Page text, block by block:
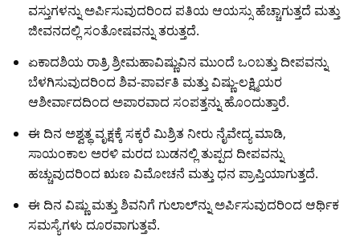
ವಸ್ತುಗಳನ್ನು ಅರ್ಪಿಸುವುದರಿಂದ ಪತಿಯ ಆಯಸ್ಸು ಹೆಚ್ಚಾಗುತ್ತದೆ ಮತ್ತು
ಜೀವನದಲ್ಲಿ ಸಂತೋಷವನ್ನು ತರುತ್ತದೆ.
ಏಕಾದಶಿಯ ರಾತ್ರಿ ಶ್ರೀಮಹಾವಿಷ್ಣುವಿನ ಮುಂದೆ ಒಂಬತ್ತು ದೀಪವನ್ನು
ಬೆಳಗಿಸುವುದರಿಂದ ಶಿವ-ಪಾರ್ವತಿ ಮತ್ತು ವಿಷ್ಣು-ಲಕ್ಷ್ಮಿಯರ
ಆಶೀರ್ವಾದದಿಂದ ಅಪಾರವಾದ ಸಂಪತ್ತನ್ನು ಹೊಂದುತ್ತಾರೆ.
ಈ ದಿನ ಅಶ್ವತ್ಥ ವೃಕ್ಷಕ್ಕೆ ಸಕ್ಕರೆ ಮಿಶ್ರಿತ ನೀರು ನೈವೇದ್ಯ ಮಾಡಿ,
ಸಾಯಂಕಾಲ ಅರಳಿ ಮರದ ಬುಡನಲ್ಲಿ ತುಪ್ಪದ ದೀಪವನ್ನು
ಹಚ್ಚುವುದರಿಂದ ಋಣ ವಿಮೋಚನೆ ಮತ್ತು ಧನ ಪ್ರಾಪ್ತಿಯಾಗುತ್ತದೆ.
ಈ ದಿನ ವಿಷ್ಣು ಮತ್ತು ಶಿವನಿಗೆ ಗುಲಾಲ್‌ನ್ನು ಅರ್ಪಿಸುವುದರಿಂದ ಆರ್ಥಿಕ
ಸಮಸ್ಯೆಗಳು ದೂರವಾಗುತ್ತವೆ.